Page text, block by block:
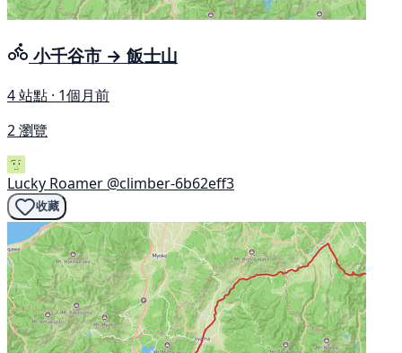
小千谷市 → 飯士山
4 站點 · 1個月前
2 瀏覽
Lucky Roamer @climber-6b62eff3
收藏